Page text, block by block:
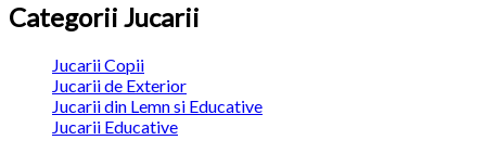
Categorii Jucarii
Jucarii Copii
Jucarii de Exterior
Jucarii din Lemn si Educative
Jucarii Educative